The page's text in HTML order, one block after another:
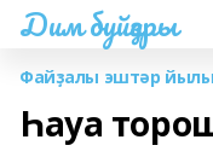
Дим буйҙары
Файҙалы эштәр йылы
Һауа